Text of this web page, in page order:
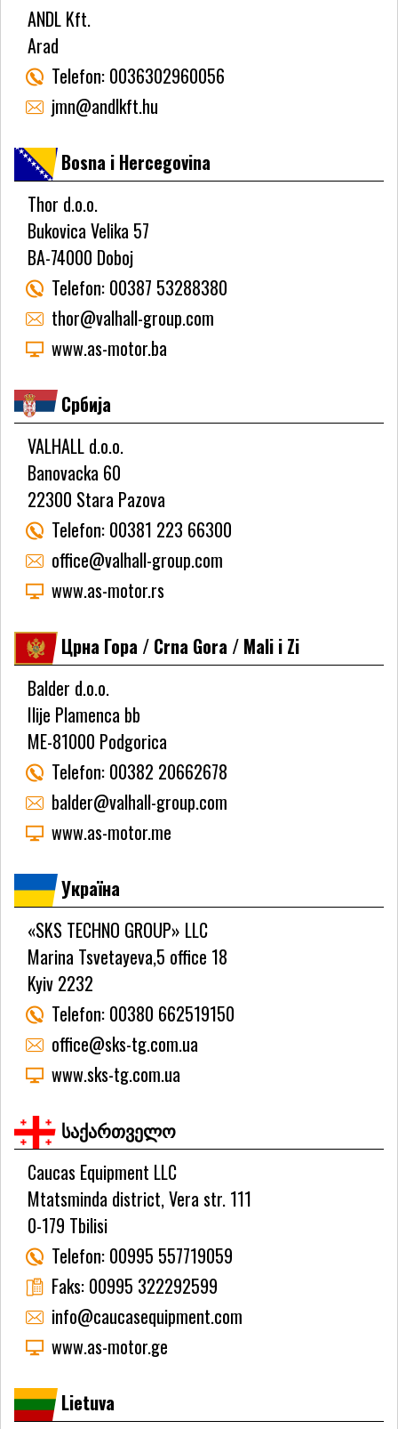
ANDL Kft.
Arad
Telefon: 0036302960056
jmn@andlkft.hu
Bosna i Hercegovina
Thor d.o.o.
Bukovica Velika 57
BA-74000 Doboj
Telefon: 00387 53288380
thor@valhall-group.com
www.as-motor.ba
Србија
VALHALL d.o.o.
Banovacka 60
22300 Stara Pazova
Telefon: 00381 223 66300
office@valhall-group.com
www.as-motor.rs
Црна Гора / Crna Gora / Mali i Zi
Balder d.o.o.
Ilije Plamenca bb
ME-81000 Podgorica
Telefon: 00382 20662678
balder@valhall-group.com
www.as-motor.me
Україна
«SKS TECHNO GROUP» LLC
Marina Tsvetayeva,5 office 18
Kyiv 2232
Telefon: 00380 662519150
office@sks-tg.com.ua
www.sks-tg.com.ua
საქართველო
Caucas Equipment LLC
Mtatsminda district, Vera str. 111
0-179 Tbilisi
Telefon: 00995 557719059
Faks: 00995 322292599
info@caucasequipment.com
www.as-motor.ge
Lietuva